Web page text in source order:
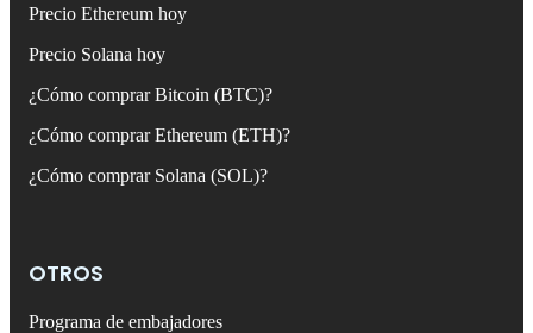
Precio Ethereum hoy
Precio Solana hoy
¿Cómo comprar Bitcoin (BTC)?
¿Cómo comprar Ethereum (ETH)?
¿Cómo comprar Solana (SOL)?
OTROS
Programa de embajadores